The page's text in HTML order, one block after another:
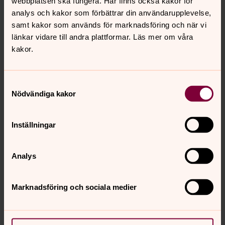
analys och kakor som förbättrar din användarupplevelse,
samt kakor som används för marknadsföring och när vi
länkar vidare till andra plattformar. Läs mer om våra
kakor.
Nödvändiga kakor
Inställningar
Analys
Marknadsföring och sociala medier
Tillträde 1 september 2023 eller enligt
överenskommelse.
Är du nyfiken på att veta mer om oss? Kontakta:
Kyrkoherde Fredrik Gyllensvärd, tel. 0705-80 90 45,
Ansökan med personligt brev och CV skickas via post
Örby-Skene församling, Skenevägen 5, 511 31 Örby